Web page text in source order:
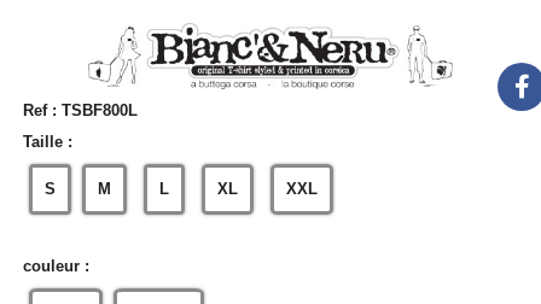
Ref : TSBF800L
Taille :
S M L XL XXL
couleur :